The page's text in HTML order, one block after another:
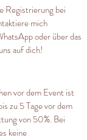
Registrierung bei
mich
oder über das
auf dich!
vor dem Event ist
zu 5 Tage vor dem
von 50%. Bei
keine